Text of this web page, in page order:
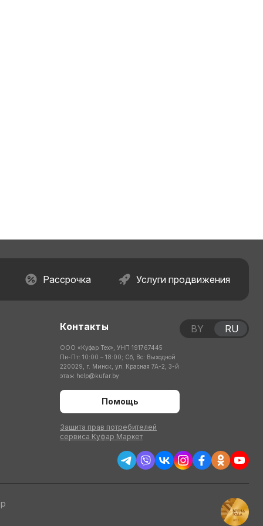
Рассрочка Услуги продвижения
Контакты
ООО «Куфар Тех», УНП 191767445
Пн-Пт: 10:00 – 18:00; Сб, Вс: Выходной
220029, г. Минск, ул. Красная 7А-2, 3-й
этаж help@kufar.by
Помощь
Защита прав потребителей
сервиса Куфар Маркет
BY RU